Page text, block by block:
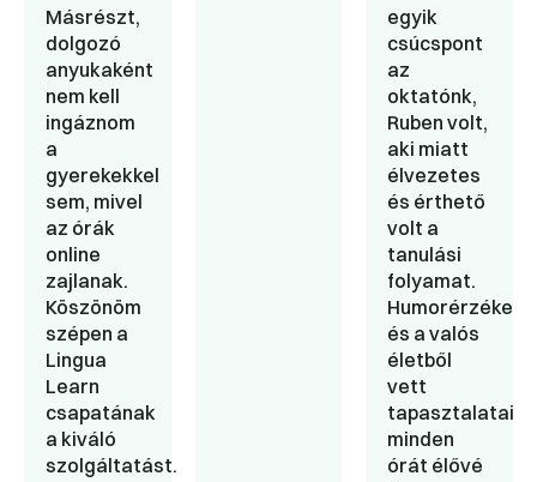
Másrészt,
dolgozó
anyukaként
nem kell
ingáznom
a
gyerekekkel
sem, mivel
az órák
online
zajlanak.
Köszönöm
szépen a
Lingua
Learn
csapatának
a kiváló
szolgáltatást.
egyik
csúcspont
az
oktatónk,
Ruben volt,
aki miatt
élvezetes
és érthető
volt a
tanulási
folyamat.
Humorérzéke
és a valós
életből
vett
tapasztalatai
minden
órát élővé